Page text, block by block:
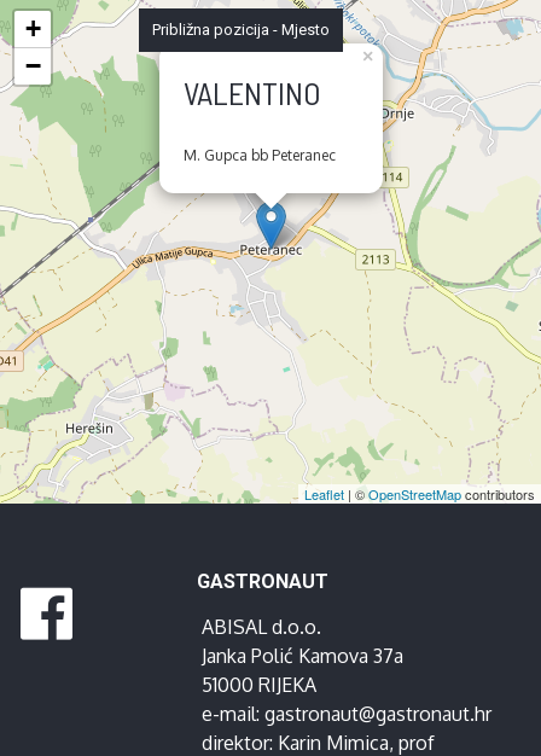
VALENTINO
M. Gupca bb Peteranec
×
+
−
Leaflet | ©OpenStreetMapcontributors
Približna pozicija - Mjesto
GASTRONAUT
ABISAL d.o.o.
Janka Polić Kamova 37a
51000 RIJEKA
e-mail: gastronaut@gastronaut.hr
direktor: Karin Mimica, prof